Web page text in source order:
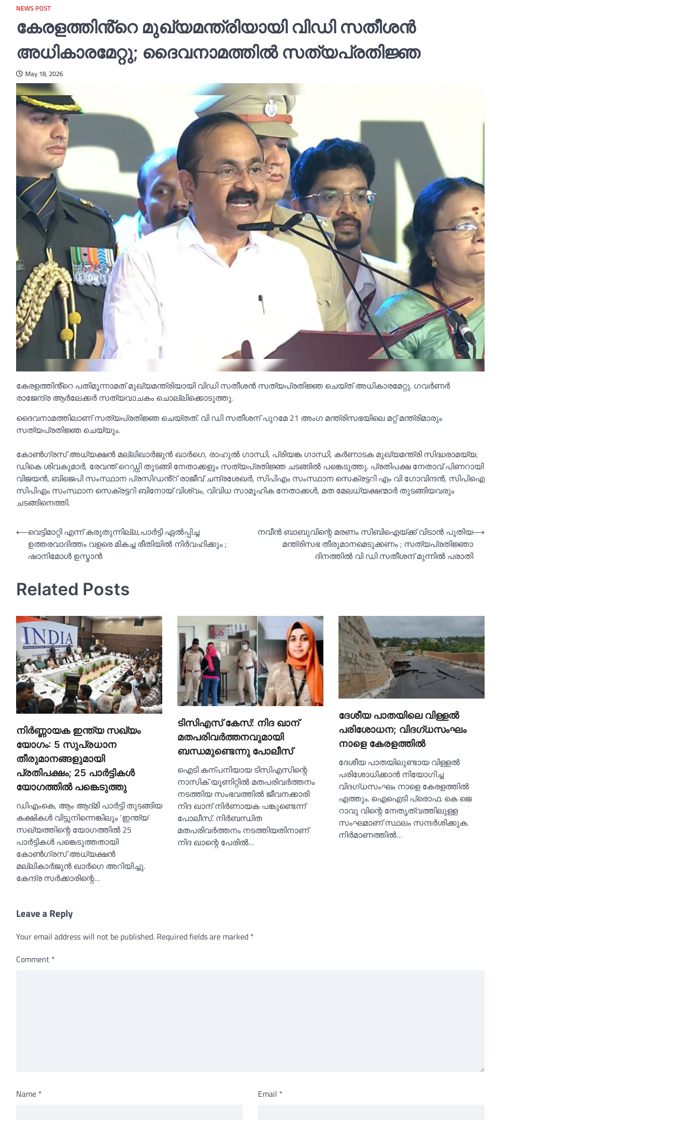
NEWS POST
കേരളത്തിൻ്റെ മുഖ്യമന്ത്രിയായി വിഡി സതീശൻ
അധികാരമേറ്റു; ദൈവനാമത്തില്‍ സത്യപ്രതിജ്ഞ
May 18, 2026
കേരളത്തിൻ്റെ പതിമൂന്നാമത് മുഖ്യമന്ത്രിയായി വിഡി സതീശൻ സത്യപ്രതിജ്ഞ ചെയ്ത് അധികാരമേറ്റു. ഗവർണർ
രാജേന്ദ്ര ആർലേക്കർ സത്യവാചകം ചൊല്ലിക്കൊടുത്തു.
ദൈവനാമത്തിലാണ് സത്യപ്രതിജ്ഞ ചെയ്തത്. വി ഡി സതീശന് പുറമേ 21 അംഗ മന്ത്രിസഭയിലെ മറ്റ് മന്ത്രിമാരും
സത്യപ്രതിജ്ഞ ചെയ്യും.
കോണ്‍ഗ്രസ് അധ്യക്ഷൻ മല്ലിഖാർജുൻ ഖാർഗെ, രാഹുല്‍ ഗാന്ധി, പ്രിയങ്ക ഗാന്ധി, കർണാടക മുഖ്യമന്ത്രി സിദ്ധരാമയ്യ,
ഡികെ ശിവകുമാർ, രേവന്ത് റെഡ്ഡി തുടങ്ങി നേതാക്കളും സത്യപ്രതിജ്ഞ ചടങ്ങില്‍ പങ്കെടുത്തു. പ്രതിപക്ഷ നേതാവ് പിണറായി
വിജയൻ, ബിജെപി സംസ്ഥാന പ്രസിഡൻ്റ് രാജീവ് ചന്ദ്രശേഖർ, സിപിഎം സംസ്ഥാന സെക്രട്ടറി എം വി ഗോവിന്ദൻ, സിപിഐ
സിപിഎം സംസ്ഥാന സെക്രട്ടറി ബിനോയ് വിശ്വം, വിവിധ സാമൂഹിക നേതാക്കള്‍, മത മേലധ്യക്ഷന്മാർ തുടങ്ങിയവരും
ചടങ്ങിനെത്തി.
Post
navigation
⟵വെട്ടിമാറ്റി എന്ന് കരുതുന്നില്ല,പാര്‍ട്ടി ഏല്‍പ്പിച്ച
ഉത്തരവാദിത്തം വളരെ മികച്ച രീതിയില്‍ നിര്‍വഹിക്കും ;
ഷാനിമോള്‍ ഉസ്മാന്‍
നവീൻ ബാബുവിന്റെ മരണം സിബിഐയ്ക്ക് വിടാൻ പുതിയ
മന്ത്രിസഭ തീരുമാനമെടുക്കണം ; സത്യപ്രതിജ്ഞാ
ദിനത്തില്‍ വി ഡി സതീശന് മുന്നില്‍ പരാതി
⟶
Related Posts
നിര്‍ണ്ണായക ഇന്ത്യ സഖ്യം
യോഗം: 5 സുപ്രധാന
തീരുമാനങ്ങളുമായി
പ്രതിപക്ഷം; 25 പാര്‍ട്ടികള്‍
യോഗത്തില്‍ പങ്കെടുത്തു
ഡിഎംകെ, ആം ആദ്മി പാർട്ടി തുടങ്ങിയ
കക്ഷികള്‍ വിട്ടുനിന്നെങ്കിലും ‘ഇന്ത്യ’
സഖ്യത്തിന്റെ യോഗത്തില്‍ 25
പാർട്ടികള്‍ പങ്കെടുത്തതായി
കോണ്‍ഗ്രസ് അധ്യക്ഷൻ
മല്ലികാർജുൻ ഖാർഗെ അറിയിച്ചു.
കേന്ദ്ര സർക്കാരിന്റെ…
ടിസിഎസ് കേസ്: നിദ ഖാന്
മതപരിവര്‍ത്തനവുമായി
ബന്ധമുണ്ടെന്നു പോലീസ്
ഐടി കന്പനിയായ ടിസിഎസിന്റെ
നാസിക് യൂണിറ്റില്‍ മതപരിവർത്തനം
നടത്തിയ സംഭവത്തില്‍ ജീവനക്കാരി
നിദ ഖാന് നിർണായക പങ്കുണ്ടെന്ന്
പോലീസ്. നിർബന്ധിത
മതപരിവർത്തനം നടത്തിയതിനാണ്
നിദ ഖാന്റെ പേരില്‍…
ദേശീയ പാതയിലെ വിള്ളല്‍
പരിശോധന; വിദഗ്ധസംഘം
നാളെ കേരളത്തില്‍
ദേശീയ പാതയിലുണ്ടായ വിള്ളല്‍
പരിശോധിക്കാൻ നിയോഗിച്ച
വിദഗ്ധസംഘം നാളെ കേരളത്തില്‍
എത്തും. ഐഐടി പ്രൊഫ. കെ ജെ
റാവു വിന്റെ നേതൃത്വത്തിലുള്ള
സംഘമാണ് സ്ഥലം സന്ദർശിക്കുക.
നിർമാണത്തില്‍…
Leave a Reply
Your email address will not be published. Required fields are marked *
Comment *
Name * Email *